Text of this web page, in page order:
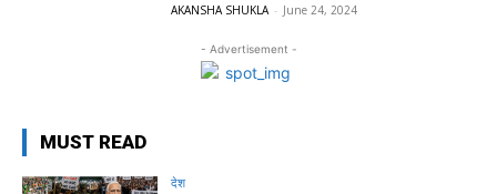
AKANSHA SHUKLA - June 24, 2024
- Advertisement -
MUST READ
देश